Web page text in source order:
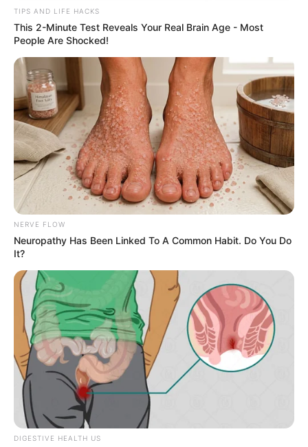
TIPS AND LIFE HACKS
This 2-Minute Test Reveals Your Real Brain Age - Most
People Are Shocked!
NERVE FLOW
Neuropathy Has Been Linked To A Common Habit. Do You Do
It?
DIGESTIVE HEALTH US